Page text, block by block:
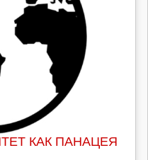
КАК ПАНАЦЕЯ